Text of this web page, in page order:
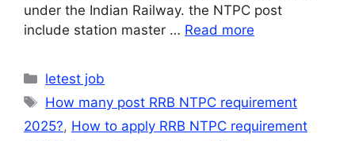
under the Indian Railway. the NTPC post
include station master … Read more
Categories
letest job
Tags
How many post RRB NTPC requirement
2025?, How to apply RRB NTPC requirement